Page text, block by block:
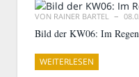
VON RAINER BARTEL
Bild der KW06: Im
WEITERLESEN